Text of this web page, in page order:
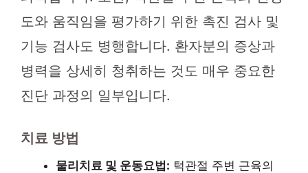
도와 움직임을 평가하기 위한 촉진 검사 및
기능 검사도 병행합니다. 환자분의 증상과
병력을 상세히 청취하는 것도 매우 중요한
진단 과정의 일부입니다.
치료 방법
물리치료 및 운동요법: 턱관절 주변 근육의